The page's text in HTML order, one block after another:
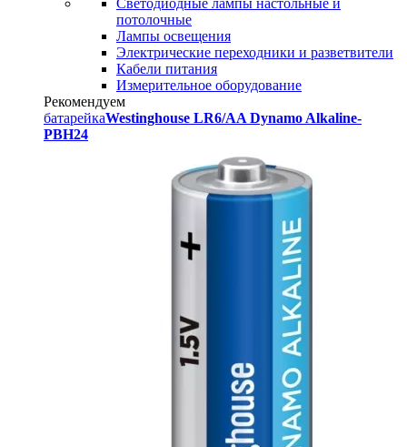
Светодиодные лампы настольные и
потолочные
Лампы освещения
Электрические переходники и разветвители
Кабели питания
Измерительное оборудование
Рекомендуем
батарейкаWestinghouse LR6/AA Dynamo Alkaline-
PBH24